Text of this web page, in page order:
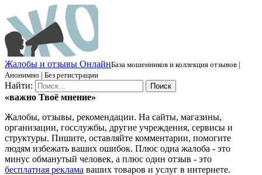
Жалобы и отзывы ОнлайнБаза мошенников и коллекция отзывов |
Анонимно | Без регистрации
Найти:
«важно Твоё мнение»
Жалобы, отзывы, рекомендации. На сайты, магазины,
организации, госслужбы, другие учреждения, сервисы и
структуры. Пишите, оставляйте комментарии, помогите
людям избежать ваших ошибок. Плюс одна жалоба - это
минус обманутый человек, а плюс один отзыв - это
бесплатная реклама ваших товаров и услуг в интернете.